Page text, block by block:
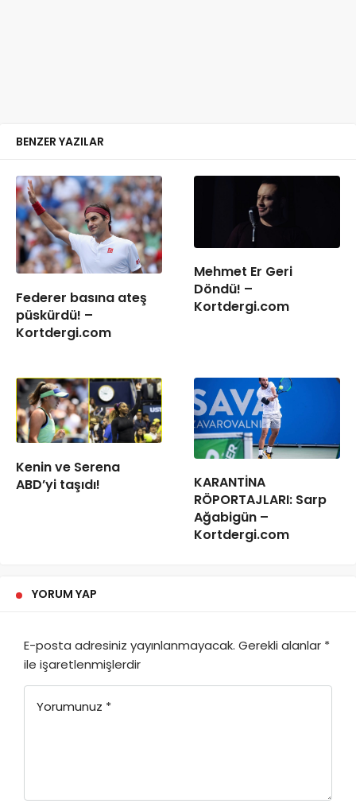
BENZER YAZILAR
Federer basına ateş
püskürdü! –
Kortdergi.com
Mehmet Er Geri
Döndü! –
Kortdergi.com
Kenin ve Serena
ABD’yi taşıdı!
KARANTİNA
RÖPORTAJLARI: Sarp
Ağabigün –
Kortdergi.com
YORUM YAP
E-posta adresiniz yayınlanmayacak. Gerekli alanlar *
ile işaretlenmişlerdir
Yorumunuz *